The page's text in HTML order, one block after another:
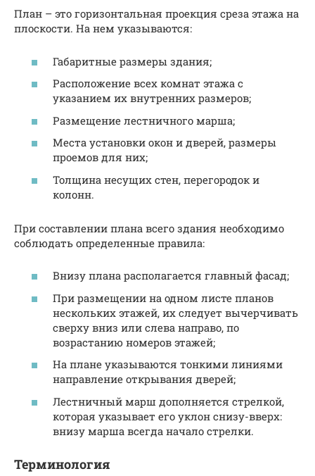
План – это горизонтальная проекция среза этажа на
плоскости. На нем указываются:
Габаритные размеры здания;
Расположение всех комнат этажа с
указанием их внутренних размеров;
Размещение лестничного марша;
Места установки окон и дверей, размеры
проемов для них;
Толщина несущих стен, перегородок и
колонн.
При составлении плана всего здания необходимо
соблюдать определенные правила:
Внизу плана располагается главный фасад;
При размещении на одном листе планов
нескольких этажей, их следует вычерчивать
сверху вниз или слева направо, по
возрастанию номеров этажей;
На плане указываются тонкими линиями
направление открывания дверей;
Лестничный марш дополняется стрелкой,
которая указывает его уклон снизу-вверх:
внизу марша всегда начало стрелки.
Терминология